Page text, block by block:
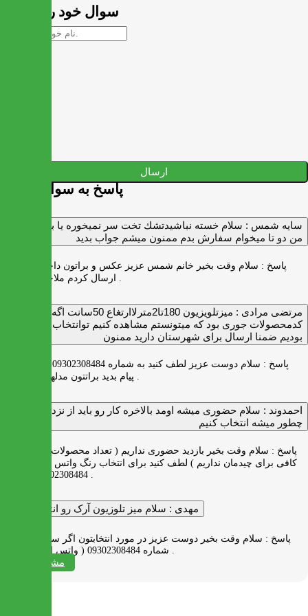
سوال خود را بپرسید
ارسال
پاسخ به سوالات شما
سايه شمس : سلام خسته نباشيدتشك تخت سر نميخوره يا برنميگرده
من دو تا ميخوام سفارش بدم ممنون ميشم جواب بديد
پاسخ : سلام وقت بخیر خانم شمس عزیز عکس و براتون داخل واتس اپ
مرتضی مرادی :
میزتلویزیون 180تا2مترلاارتغاع 50سانت اگه
کدمحصولات جوری بود که میتونستم مشاهده کنیم توانتخاب راحت‌تر
بودیم ضمنا ارسال برای شهرستان دارید ممنون
پاسخ :
پیام بدید براتتون مدلها رو بفرستیم .
احمدوند : سلام حضوری میشه اومد بالاخره کار رو باید از نزدیک دید
چطور میشه انتخاب کنیم
پاسخ : سلام وقت بخیر بازدید حضوری نداریم ( تعداد محصولات زیاد و فضای
کافی برای چیدمان نداریم ) لطف کنید برای انتخاب رنگ واتس اپ به شماره
مهدی : سلام میز تلوزیون آرک رو انتخاب کردم
پاسخ : سلام وقت بخیر دوست عزیز در مورد انتخابتون اگر سوالی دارید به
شماره 09302308484 ( واتس اپ ) پیام بدید .
مشاهده همه